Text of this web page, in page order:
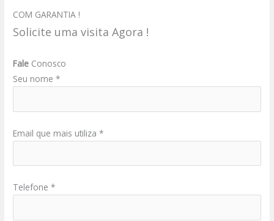
COM GARANTIA !
Solicite uma visita Agora !
Fale Conosco
Seu nome *
Email que mais utiliza *
Telefone *